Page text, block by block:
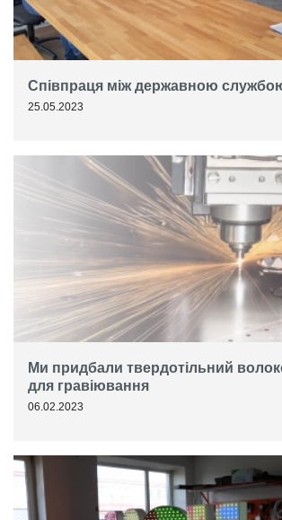
Співпраця між державною
25.05.2023
Ми придбали твердотільний
для гравіювання
06.02.2023